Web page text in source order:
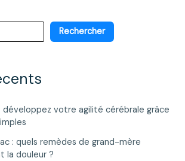
Rechercher
développez votre agilité cérébrale grâce
: quels remèdes de grand-mère
la douleur ?